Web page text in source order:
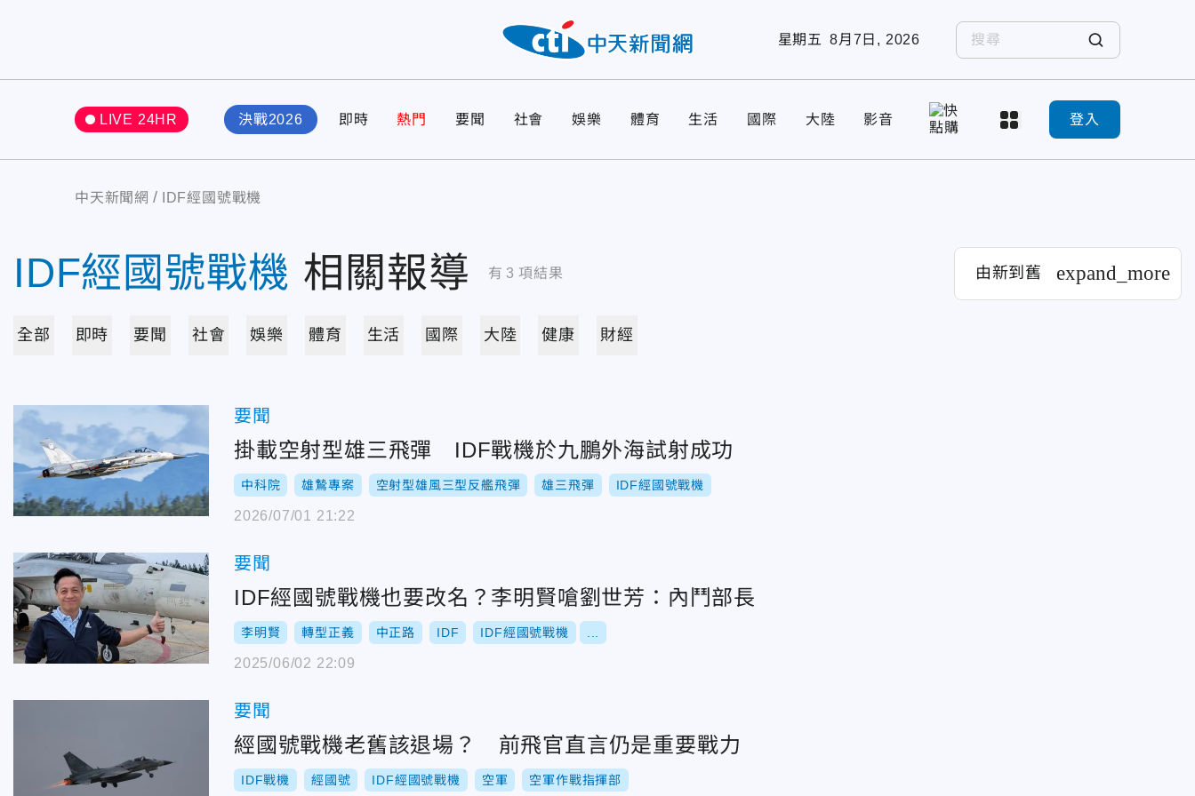
星期五 8月7日, 2026
LIVE 24HR 決戰2026 即時 熱門 要聞 社會 娛樂 體育 生活 國際 大陸 影音 登入
中天新聞網 IDF經國號戰機
IDF經國號戰機 相關報導 有 3 項結果 由新到舊 expand_more
全部 即時 要聞 社會 娛樂 體育 生活 國際 大陸 健康 財經
要聞
掛載空射型雄三飛彈 IDF戰機於九鵬外海試射成功
中科院 雄鷙專案 空射型雄風三型反艦飛彈 雄三飛彈 IDF經國號戰機
2026/07/01 21:22
要聞
IDF經國號戰機也要改名？李明賢嗆劉世芳：內鬥部長
李明賢 轉型正義 中正路 IDF IDF經國號戰機
2025/06/02 22:09
要聞
經國號戰機老舊該退場？ 前飛官直言仍是重要戰力
IDF戰機 經國號 IDF經國號戰機 空軍 空軍作戰指揮部